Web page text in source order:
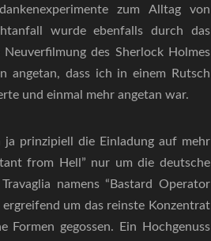
zum Alltag von
wurde ebenfalls durch das
des Sherlock Holmes
angetan, dass ich in einem Rutsch
und einmal mehr angetan war.
prinzipiell die Einladung auf mehr
from Hell” nur um die deutsche
namens “Bastard Operator
um das reinste Konzentrat
Formen gegossen. Ein Hochgenuss